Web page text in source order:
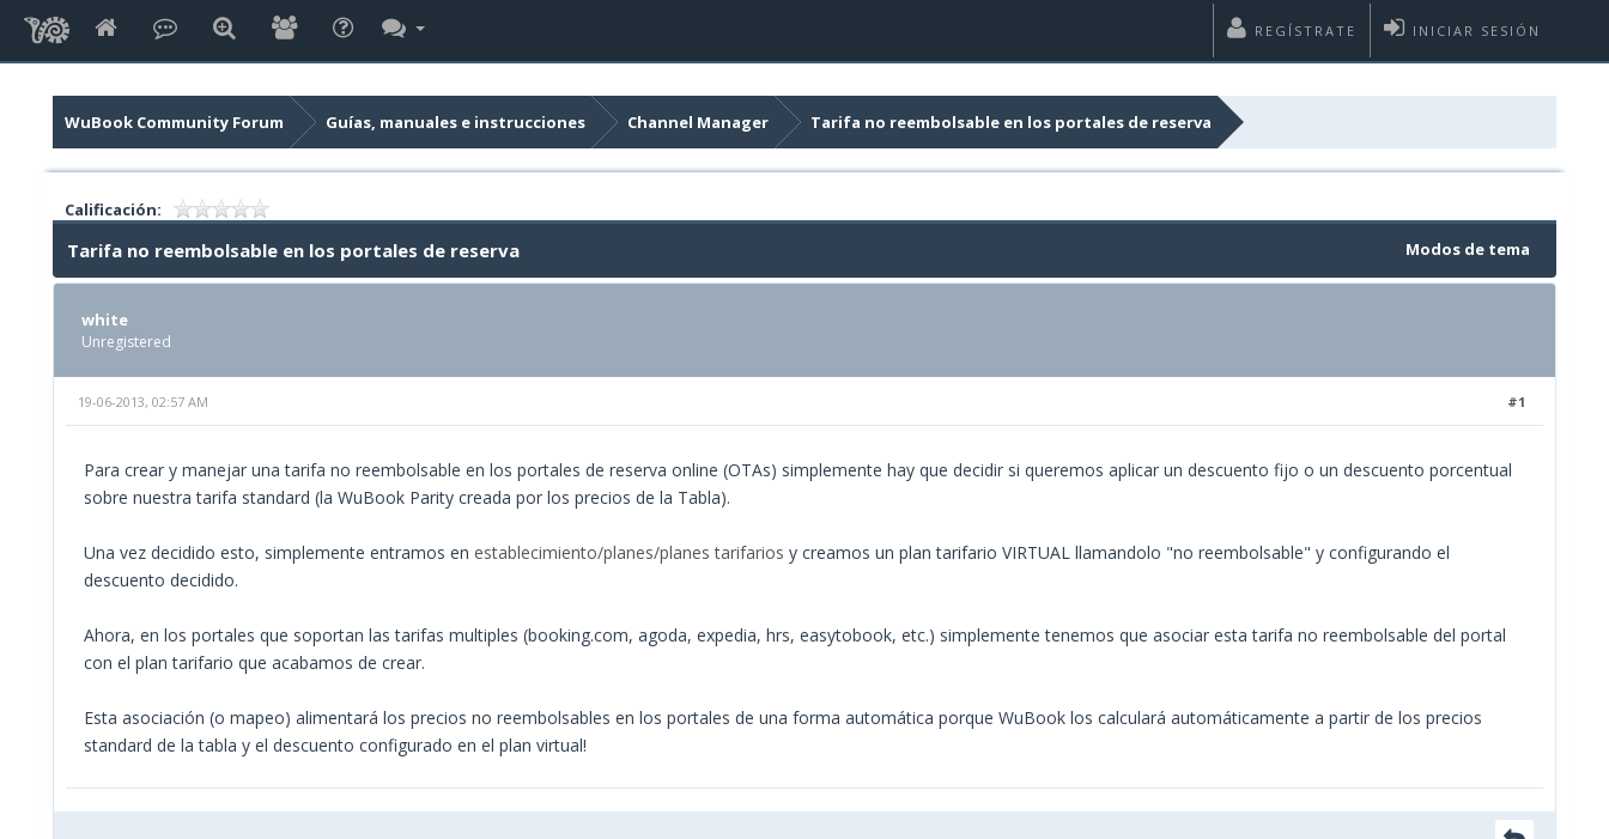
INICIAR SESIÓN
REGÍSTRATE
WuBook Community Forum Guías, manuales e instrucciones Channel Manager Tarifa no reembolsable en los portales de reserva
Calificación:
Modos de tema
Tarifa no reembolsable en los portales de reserva
white
Unregistered
#1
19-06-2013, 02:57 AM
Para crear y manejar una tarifa no reembolsable en los portales de reserva online (OTAs) simplemente hay que decidir si queremos aplicar un descuento fijo o un descuento porcentual
sobre nuestra tarifa standard (la WuBook Parity creada por los precios de la Tabla).
Una vez decidido esto, simplemente entramos en establecimiento/planes/planes tarifarios y creamos un plan tarifario VIRTUAL llamandolo "no reembolsable" y configurando el
descuento decidido.
Ahora, en los portales que soportan las tarifas multiples (booking.com, agoda, expedia, hrs, easytobook, etc.) simplemente tenemos que asociar esta tarifa no reembolsable del portal
con el plan tarifario que acabamos de crear.
Esta asociación (o mapeo) alimentará los precios no reembolsables en los portales de una forma automática porque WuBook los calculará automáticamente a partir de los precios
standard de la tabla y el descuento configurado en el plan virtual!